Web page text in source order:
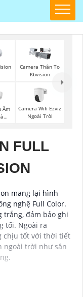
Camera Thân To
Kbvision
Âm
Camera Wifi Ezviz
Ngoài Trời
FULL
mang lại hình
nghệ Full Color.
trắng, đảm bảo ghi
tối. Ngoài ra
chịu tốt với thời tiết
ngoài trời như sân